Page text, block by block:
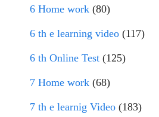
6 Home work (80)
6 th e learning video (117)
6 th Online Test (125)
7 Home work (68)
7 th e learnig Video (183)